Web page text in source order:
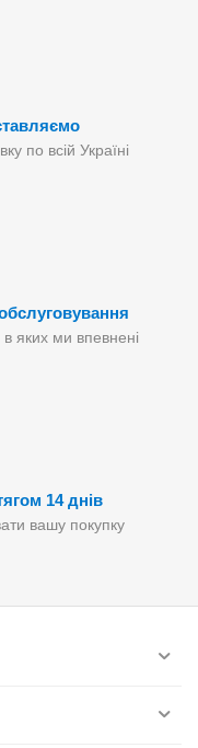
по всій Україні
яких ми впевнені
14 днів
вашу покупку